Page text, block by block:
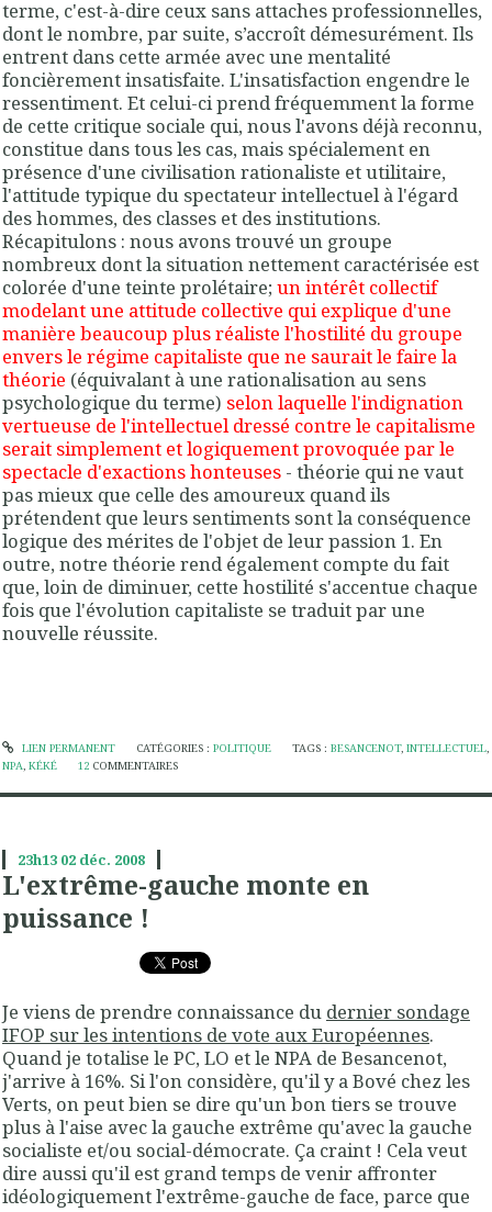
terme, c'est-à-dire ceux sans attaches professionnelles,
dont le nombre, par suite, s’accroît démesurément. Ils
entrent dans cette armée avec une mentalité
foncièrement insatisfaite. L'insatisfaction engendre le
ressentiment. Et celui-ci prend fréquemment la forme
de cette critique sociale qui, nous l'avons déjà reconnu,
constitue dans tous les cas, mais spécialement en
présence d'une civilisation rationaliste et utilitaire,
l'attitude typique du spectateur intellectuel à l'égard
des hommes, des classes et des institutions.
Récapitulons : nous avons trouvé un groupe
nombreux dont la situation nettement caractérisée est
colorée d'une teinte prolétaire; un intérêt collectif
modelant une attitude collective qui explique d'une
manière beaucoup plus réaliste l'hostilité du groupe
envers le régime capitaliste que ne saurait le faire la
théorie (équivalant à une rationalisation au sens
psychologique du terme) selon laquelle l'indignation
vertueuse de l'intellectuel dressé contre le capitalisme
serait simplement et logiquement provoquée par le
spectacle d'exactions honteuses - théorie qui ne vaut
pas mieux que celle des amoureux quand ils
prétendent que leurs sentiments sont la conséquence
logique des mérites de l'objet de leur passion 1. En
outre, notre théorie rend également compte du fait
que, loin de diminuer, cette hostilité s'accentue chaque
fois que l'évolution capitaliste se traduit par une
nouvelle réussite.
LIEN PERMANENT CATÉGORIES : POLITIQUE TAGS :BESANCENOT,INTELLECTUEL
NPA KÉKÉ 12 COMMENTAIRES
23h13 02 déc. 2008
L'extrême-gauche monte en
puissance !
Je viens de prendre connaissance du dernier sondage
IFOP sur les intentions de vote aux Européennes.
Quand je totalise le PC, LO et le NPA de Besancenot,
j'arrive à 16%. Si l'on considère, qu'il y a Bové chez les
Verts, on peut bien se dire qu'un bon tiers se trouve
plus à l'aise avec la gauche extrême qu'avec la gauche
socialiste et/ou social-démocrate. Ça craint ! Cela veut
dire aussi qu'il est grand temps de venir affronter
idéologiquement l'extrême-gauche de face, parce que